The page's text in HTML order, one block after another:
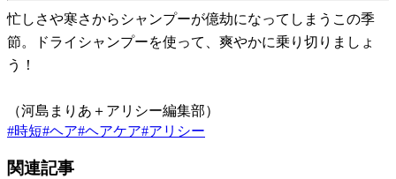
忙しさや寒さからシャンプーが億劫になってしまうこの季
節。ドライシャンプーを使って、爽やかに乗り切りましょ
う！
（河島まりあ＋アリシー編集部）
#時短#ヘア#ヘアケア#アリシー
関連記事